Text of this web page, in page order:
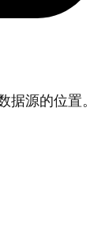
据源的位置。